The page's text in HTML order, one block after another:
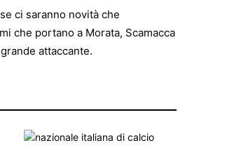
ci saranno novità che
che portano a Morata, Scamacca
attaccante.